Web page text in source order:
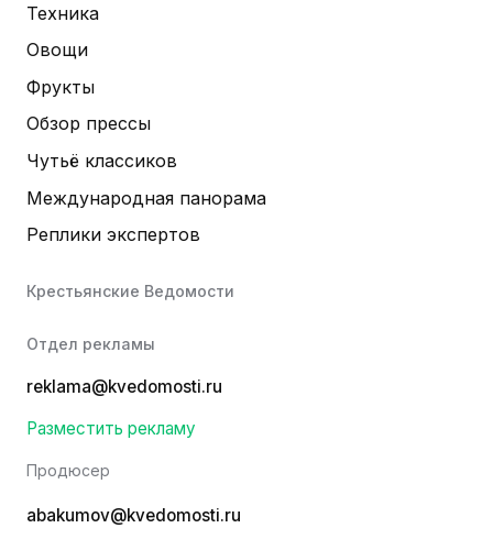
Техника
Овощи
Фрукты
Обзор прессы
Чутьё классиков
Международная панорама
Реплики экспертов
Крестьянские Ведомости
Отдел рекламы
reklama@kvedomosti.ru
Разместить рекламу
Продюсер
abakumov@kvedomosti.ru